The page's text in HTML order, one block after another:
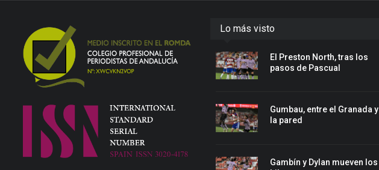
Lo más visto
El Preston North, tras los
pasos de Pascual
Gumbau, entre el Granada y
la pared
Gambín y Dylan mueven los